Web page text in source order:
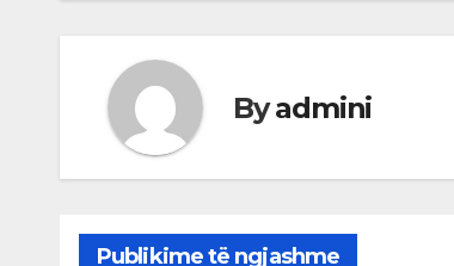
Byadmini
Publikime të ngjashme